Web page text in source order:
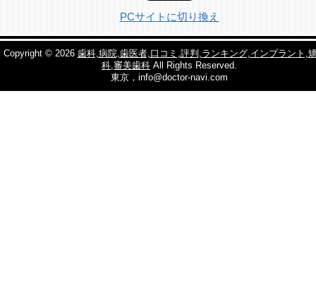
PCサイトに切り換え
Copyright © 2026 歯科,病院,歯医者,口コミ,評判,ランキング,インプラント,
科,審美歯科 All Rights Reserved.
東京，info@doctor-navi.com